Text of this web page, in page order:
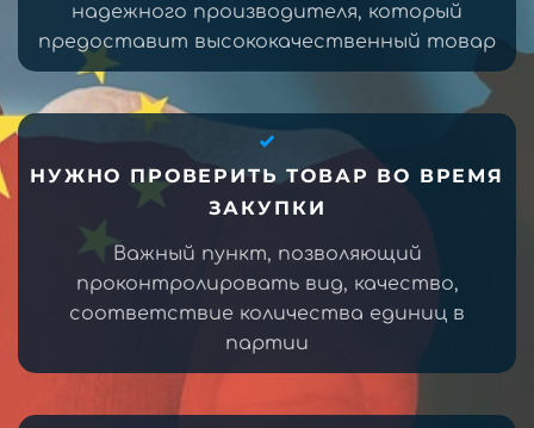
надежного производителя, который
предоставит высококачественный товар
НУЖНО ПРОВЕРИТЬ ТОВАР ВО ВРЕМЯ
ЗАКУПКИ
Важный пункт, позволяющий
проконтролировать вид, качество,
соответствие количества единиц в
партии